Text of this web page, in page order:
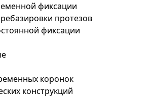
фиксации
протезов
фиксации
коронок
конструкций